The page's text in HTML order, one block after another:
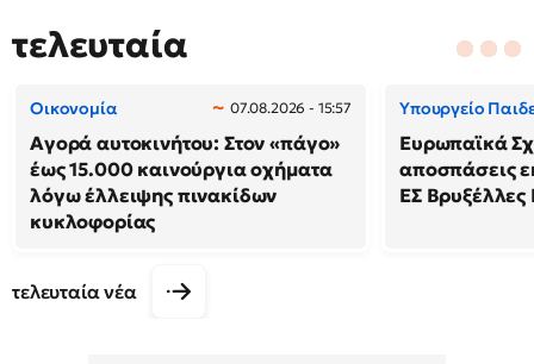
τελευταία
Οικονομία 07.08.2026 - 15:57
Αγορά αυτοκινήτου: Στον «πάγο»
έως 15.000 καινούργια οχήματα
λόγω έλλειψης πινακίδων
κυκλοφορίας
Υπουργείο
Ευρωπαϊκά
αποσπάσεις
ΕΣ Βρυξέλλες
τελευταία νέα